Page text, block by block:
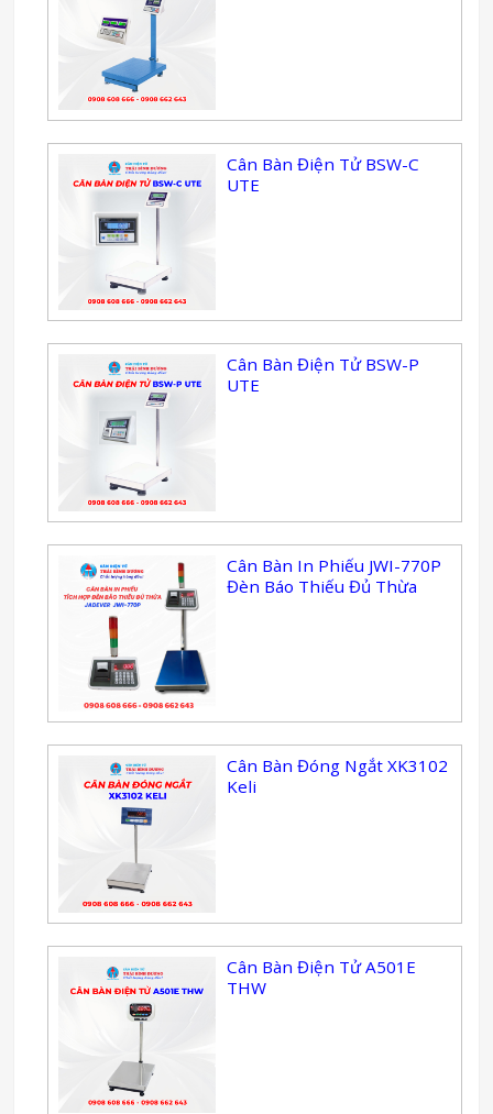
Cân Bàn Điện Tử BSW-C
UTE
Cân Bàn Điện Tử BSW-P
UTE
Cân Bàn In Phiếu JWI-770P
Đèn Báo Thiếu Đủ Thừa
Cân Bàn Đóng Ngắt XK3102
Keli
Cân Bàn Điện Tử A501E
THW